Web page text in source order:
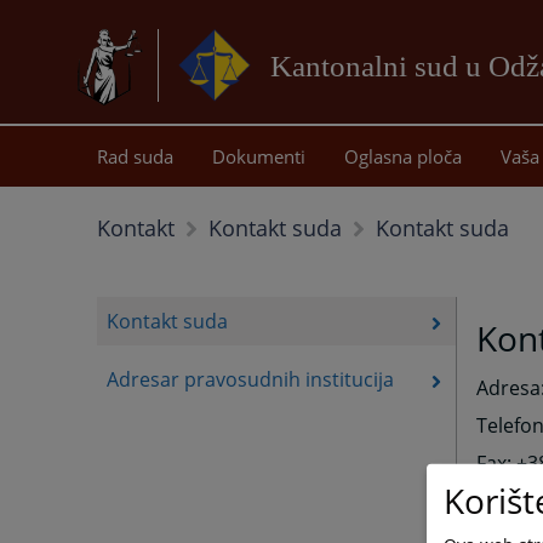
Kantonalni sud u
Rad suda Dokumenti Oglasna ploča
Kontakt Kontakt suda Kontakt suda
Kontakt suda
Adresar pravosudnih institucija
Fax: